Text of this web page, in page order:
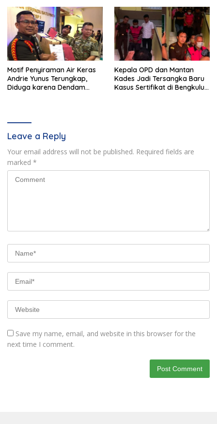
Motif Penyiraman Air Keras
Andrie Yunus Terungkap,
Diduga karena Dendam
Kepala OPD dan Mantan
Kades Jadi Tersangka Baru
Kasus Sertifikat di Bengkulu
Leave a Reply
Your email address will not be published. Required fields are
marked *
Save my name, email, and website in this browser for the
next time I comment.